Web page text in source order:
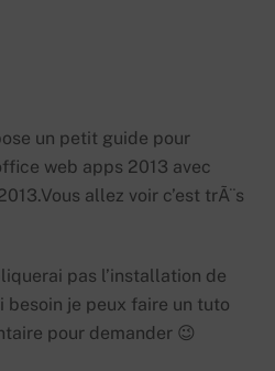
un petit guide pour
web apps 2013 avec
allez voir c’est trÃ¨s
pas l’installation de
besoin je peux faire un tuto
pour demander 😉